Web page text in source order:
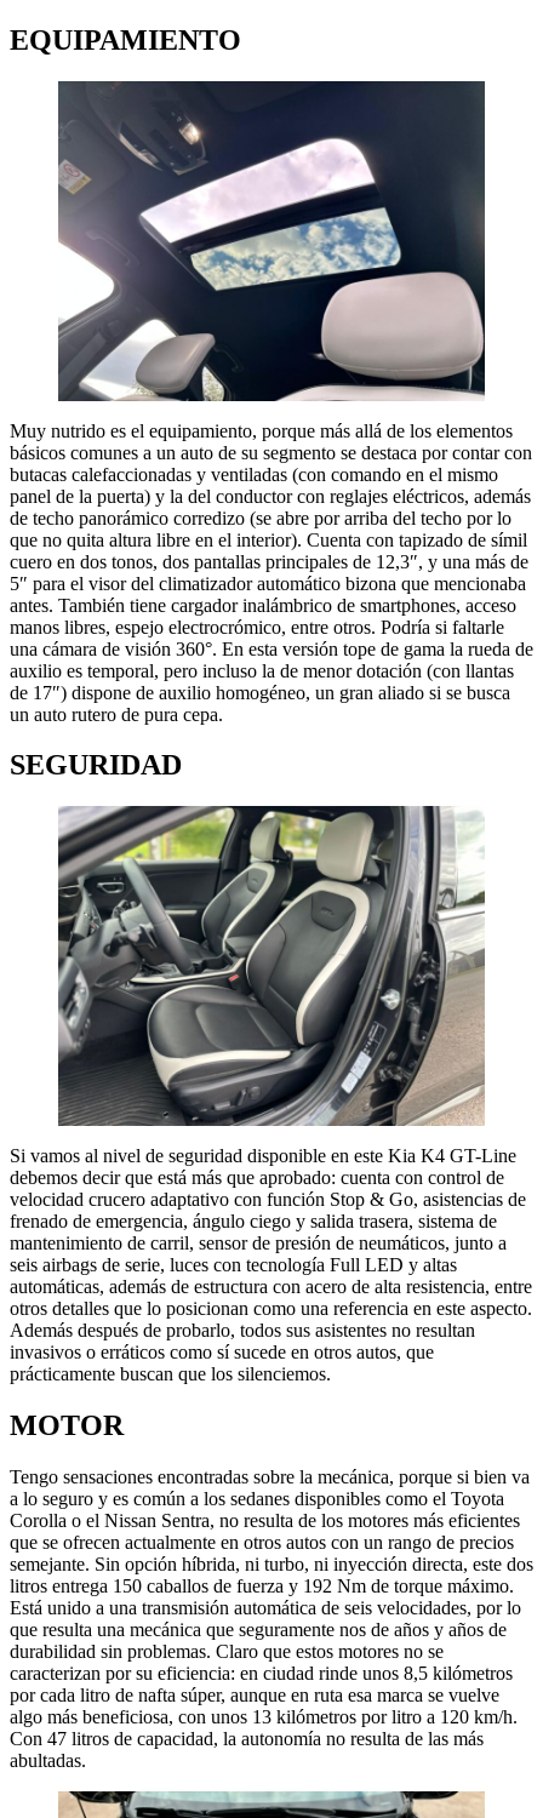
EQUIPAMIENTO
Muy nutrido es el equipamiento, porque más allá de los elementos
básicos comunes a un auto de su segmento se destaca por contar con
butacas calefaccionadas y ventiladas (con comando en el mismo
panel de la puerta) y la del conductor con reglajes eléctricos, además
de techo panorámico corredizo (se abre por arriba del techo por lo
que no quita altura libre en el interior). Cuenta con tapizado de símil
cuero en dos tonos, dos pantallas principales de 12,3″, y una más de
5″ para el visor del climatizador automático bizona que mencionaba
antes. También tiene cargador inalámbrico de smartphones, acceso
manos libres, espejo electrocrómico, entre otros. Podría si faltarle
una cámara de visión 360°. En esta versión tope de gama la rueda de
auxilio es temporal, pero incluso la de menor dotación (con llantas
de 17″) dispone de auxilio homogéneo, un gran aliado si se busca
un auto rutero de pura cepa.
SEGURIDAD
Si vamos al nivel de seguridad disponible en este Kia K4 GT-Line
debemos decir que está más que aprobado: cuenta con control de
velocidad crucero adaptativo con función Stop & Go, asistencias de
frenado de emergencia, ángulo ciego y salida trasera, sistema de
mantenimiento de carril, sensor de presión de neumáticos, junto a
seis airbags de serie, luces con tecnología Full LED y altas
automáticas, además de estructura con acero de alta resistencia, entre
otros detalles que lo posicionan como una referencia en este aspecto.
Además después de probarlo, todos sus asistentes no resultan
invasivos o erráticos como sí sucede en otros autos, que
prácticamente buscan que los silenciemos.
MOTOR
Tengo sensaciones encontradas sobre la mecánica, porque si bien va
a lo seguro y es común a los sedanes disponibles como el Toyota
Corolla o el Nissan Sentra, no resulta de los motores más eficientes
que se ofrecen actualmente en otros autos con un rango de precios
semejante. Sin opción híbrida, ni turbo, ni inyección directa, este dos
litros entrega 150 caballos de fuerza y 192 Nm de torque máximo.
Está unido a una transmisión automática de seis velocidades, por lo
que resulta una mecánica que seguramente nos de años y años de
durabilidad sin problemas. Claro que estos motores no se
caracterizan por su eficiencia: en ciudad rinde unos 8,5 kilómetros
por cada litro de nafta súper, aunque en ruta esa marca se vuelve
algo más beneficiosa, con unos 13 kilómetros por litro a 120 km/h.
Con 47 litros de capacidad, la autonomía no resulta de las más
abultadas.